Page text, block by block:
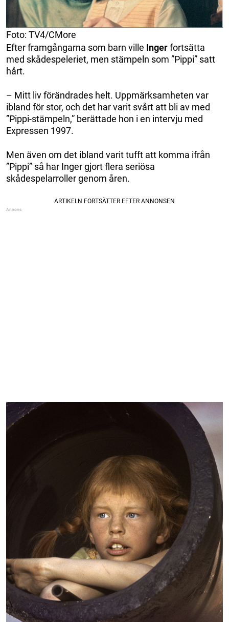
Foto: TV4/CMore
Efter framgångarna som barn ville Ingerfortsätta
med skådespeleriet, men stämpeln som ”Pippi” satt
hårt.
– Mitt liv förändrades helt. Uppmärksamheten var
ibland för stor, och det har varit svårt att bli av med
”Pippi-stämpeln,” berättade hon i en intervju med
Expressen 1997.
Men även om det ibland varit tufft att komma ifrån
”Pippi” så har Inger gjort flera seriösa
skådespelarroller genom åren.